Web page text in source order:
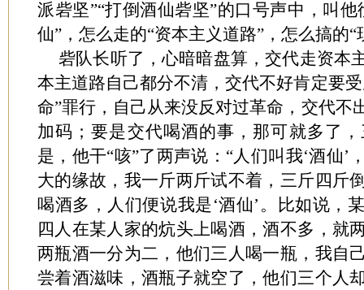
派砦坚”“打倒酒仙砦坚”的口号声中，叫
仙”，怎么走的“资本主义道路”，怎么搞的
砦队长听了，心暗暗盘算，交代走资本
本主道路自己都分不清，交代不好肯定要
命”罪行，自己从来没反对过革命，交代不
加码；要是交代喝酒的事，那可就多了
是，他干“咳”了两声说：“人们叫我‘酒仙’
大的缘故，我一斤两斤试不着，三斤四斤
喝酒多，人们便说我是‘酒仙’。比如说，
四人在某人家的炕头上喝酒，酒不多，就
两瓶酒一分为二，他们三人喝一瓶，我自
尝着酒滋味，酒瓶子就空了，他们三个人